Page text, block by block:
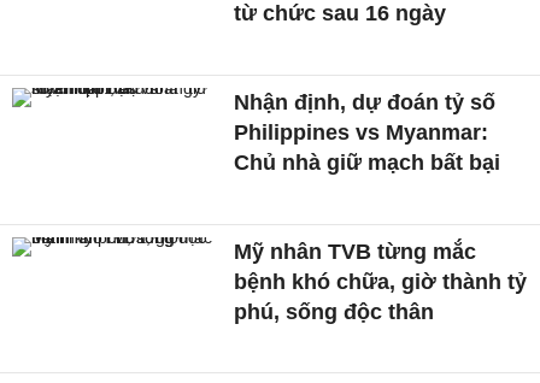
từ chức sau 16 ngày
Nhận định, dự đoán tỷ số
Philippines vs Myanmar:
Chủ nhà giữ mạch bất bại
Mỹ nhân TVB từng mắc
bệnh khó chữa, giờ thành tỷ
phú, sống độc thân